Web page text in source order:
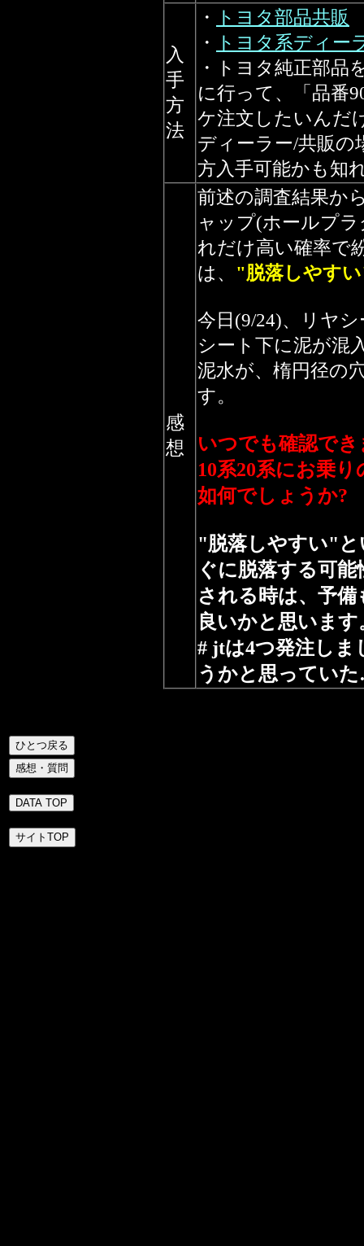
入
手
方
法
・
トヨタ部品共販
・
トヨタ系ディー
・トヨタ純正部品
に行って、「品番
ケ注文したいんだ
ディーラー/共販の
方入手可能かも知
感
想
前述の調査結果か
ャップ(ホールプ
れだけ高い確率で
は、 "脱落しやす
今日(9/24)、リヤ
シート下に泥が混
泥水が、楕円径の
す。
いつでも確認で
10系20系にお乗
如何でしょうか?
"脱落しやすい"と
ぐに脱落する可
される時は、予
良いかと思います
# jtは4つ発注しま
うかと思ってい